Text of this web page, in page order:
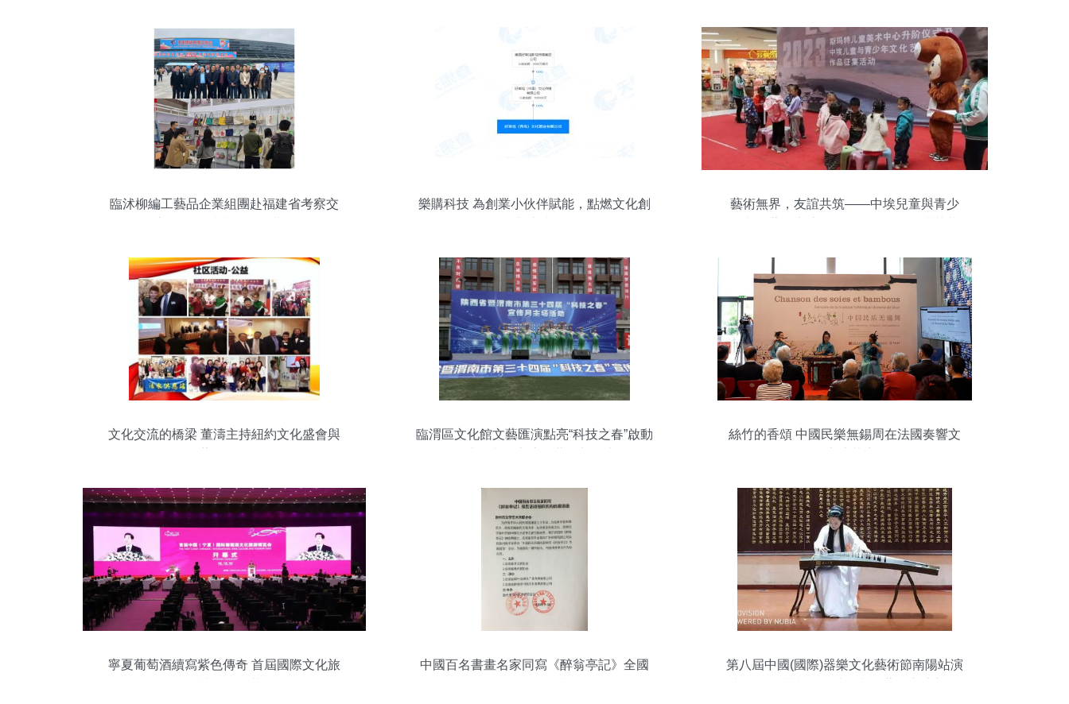
臨沭柳編工藝品企業組團赴福建省考察交
樂購科技 為創業小伙伴賦能，點燃文化創
藝術無界，友誼共筑——中埃兒童與青少
文化交流的橋梁 董濤主持紐約文化盛會與
臨渭區文化館文藝匯演點亮“科技之春”啟動
絲竹的香頌 中國民樂無錫周在法國奏響文
寧夏葡萄酒續寫紫色傳奇 首屆國際文化旅
中國百名書畫名家同寫《醉翁亭記》全國
第八屆中國(國際)器樂文化藝術節南陽站演